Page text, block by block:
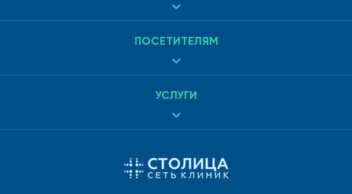
ПОСЕТИТЕЛЯМ
УСЛУГИ